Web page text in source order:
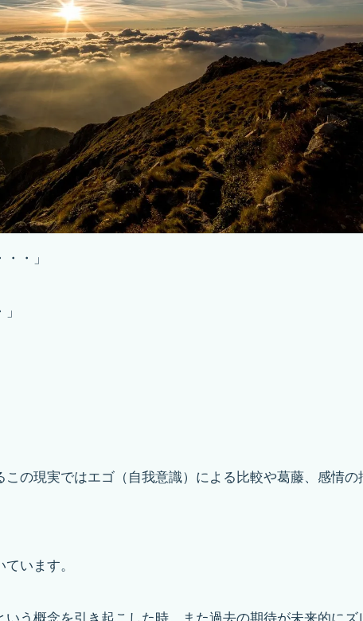
・」
の現実ではエゴ（自我意識）による比較や葛藤、感情の
います。